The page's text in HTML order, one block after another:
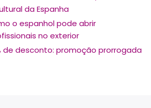
da Espanha
o espanhol pode abrir
no exterior
de desconto: promoção prorrogada